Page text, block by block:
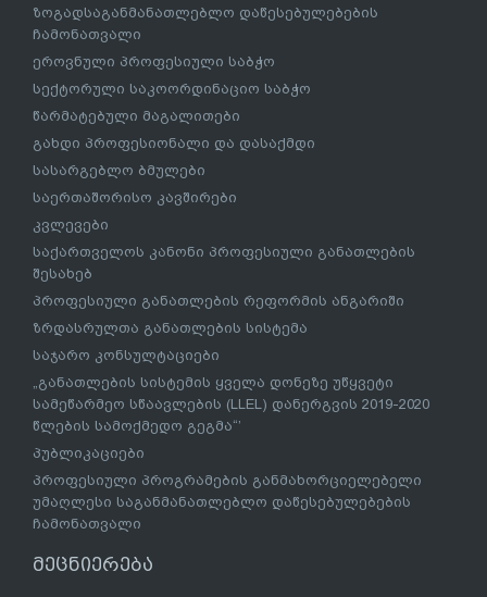
ზოგადსაგანმანათლებლო დაწესებულებების
ჩამონათვალი
ეროვნული პროფესიული საბჭო
სექტორული საკოორდინაციო საბჭო
წარმატებული მაგალითები
გახდი პროფესიონალი და დასაქმდი
სასარგებლო ბმულები
საერთაშორისო კავშირები
კვლევები
საქართველოს კანონი პროფესიული განათლების
შესახებ
პროფესიული განათლების რეფორმის ანგარიში
ზრდასრულთა განათლების სისტემა
საჯარო კონსულტაციები
„განათლების სისტემის ყველა დონეზე უწყვეტი
სამეწარმეო სწაავლების (LLEL) დანერგვის 2019-2020
წლების სამოქმედო გეგმა“’
პუბლიკაციები
პროფესიული პროგრამების განმახორციელებელი
უმაღლესი საგანმანათლებლო დაწესებულებების
ჩამონათვალი
მეცნიერება